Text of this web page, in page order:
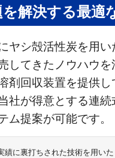
を解決する最適
ヤシ殻活性炭を用
してきたノウハウ
剤回収装置を提供
社が得意とする連
ム提案が可能です。
績に裏打ちされた技術を用いた